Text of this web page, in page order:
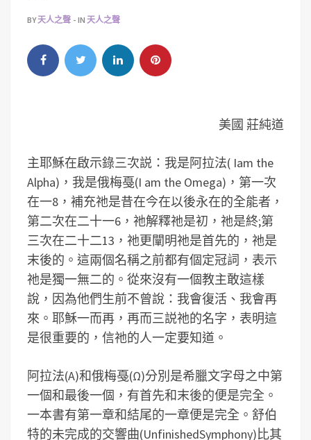
BY天人之聲 IN 天人之聲
美國 莊純道
主耶穌在啟示錄三次説：我是阿拉法( Iam the
Alpha)，我是俄梅戞(I am the Omega)，第一次
在一8，補充祂是昔在今在以後永在的全能者，
第二次在二十一6，祂解釋祂是初，祂是終;第
三次在二十二13，祂更闡明祂是首先的，祂是
末後的。這兩個名稱之前都有個定冠詞，表示
祂是獨一無二的。從來沒有一個教主敢這樣
說，因為他們生前不曾說：我會復活、我會再
來。耶穌一而再，再而三説祂的名字，表明這
是很重要的，信祂的人一定要知道。
阿拉法(A)和俄梅戞(Ω)分別是希臘文字母之中第
一個和最後一個，有首先和末後的便是完全。
一本書有第一章和結尾的一章便是完全。舒伯
特的未完成的交響曲(UnfinishedSymphony)比其